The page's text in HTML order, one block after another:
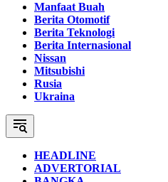
Manfaat Buah
Berita Otomotif
Berita Teknologi
Berita Internasional
Nissan
Mitsubishi
Rusia
Ukraina
HEADLINE
ADVERTORIAL